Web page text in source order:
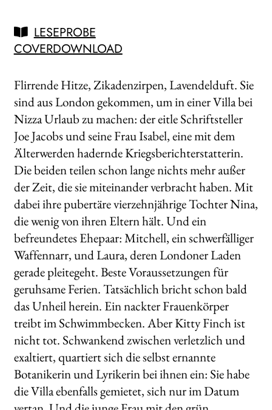
LESEPROBE
COVERDOWNLOAD
Flirrende Hitze, Zikadenzirpen, Lavendelduft. Sie
sind aus London gekommen, um in einer Villa bei
Nizza Urlaub zu machen: der eitle Schriftsteller
Joe Jacobs und seine Frau Isabel, eine mit dem
Älterwerden hadernde Kriegsberichterstatterin.
Die beiden teilen schon lange nichts mehr außer
der Zeit, die sie miteinander verbracht haben. Mit
dabei ihre pubertäre vierzehnjährige Tochter Nina,
die wenig von ihren Eltern hält. Und ein
befreundetes Ehepaar: Mitchell, ein schwerfälliger
Waffennarr, und Laura, deren Londoner Laden
gerade pleitegeht. Beste Voraussetzungen für
geruhsame Ferien. Tatsächlich bricht schon bald
das Unheil herein. Ein nackter Frauenkörper
treibt im Schwimmbecken. Aber Kitty Finch ist
nicht tot. Schwankend zwischen verletzlich und
exaltiert, quartiert sich die selbst ernannte
Botanikerin und Lyrikerin bei ihnen ein: Sie habe
die Villa ebenfalls gemietet, sich nur im Datum